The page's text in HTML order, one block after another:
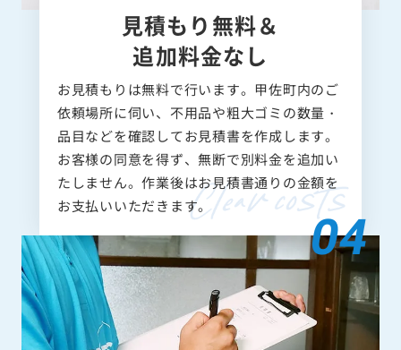
見積もり無料＆
追加料金なし
お見積もりは無料で行います。甲佐町内のご
依頼場所に伺い、不用品や粗大ゴミの数量・
品目などを確認してお見積書を作成します。
お客様の同意を得ず、無断で別料金を追加い
たしません。作業後はお見積書通りの金額を
お支払いいただきます。